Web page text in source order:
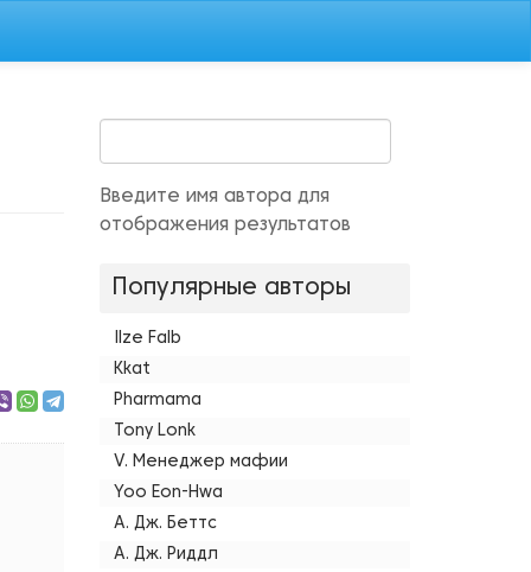
Введите имя автора для
отображения результатов
Популярные авторы
Ilze Falb
Kkat
Pharmama
Tony Lonk
V. Менеджер мафии
Yoo Eon-Hwa
А. Дж. Беттс
А. Дж. Риддл